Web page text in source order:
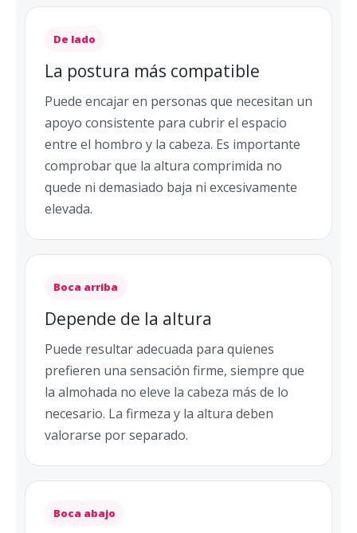
De lado
La postura más compatible
Puede encajar en personas que necesitan un
apoyo consistente para cubrir el espacio
entre el hombro y la cabeza. Es importante
comprobar que la altura comprimida no
quede ni demasiado baja ni excesivamente
elevada.
Boca arriba
Depende de la altura
Puede resultar adecuada para quienes
prefieren una sensación firme, siempre que
la almohada no eleve la cabeza más de lo
necesario. La firmeza y la altura deben
valorarse por separado.
Boca abajo